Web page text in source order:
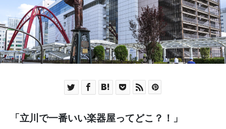
「立川で一番いい楽器屋ってどこ？！」